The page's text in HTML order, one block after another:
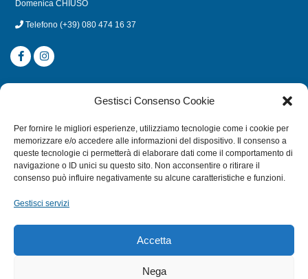
Gestisci Consenso Cookie
Per fornire le migliori esperienze, utilizziamo tecnologie come i cookie per
memorizzare e/o accedere alle informazioni del dispositivo. Il consenso a
queste tecnologie ci permetterà di elaborare dati come il comportamento di
navigazione o ID unici su questo sito. Non acconsentire o ritirare il
consenso può influire negativamente su alcune caratteristiche e funzioni.
Gestisci servizi
Accetta
Nega
Domenica CHIUSO
Telefono (+39) 080 474 16 37
CATEGORIE
MULINELLI
CANNE
ACCESSORI NAUTICI